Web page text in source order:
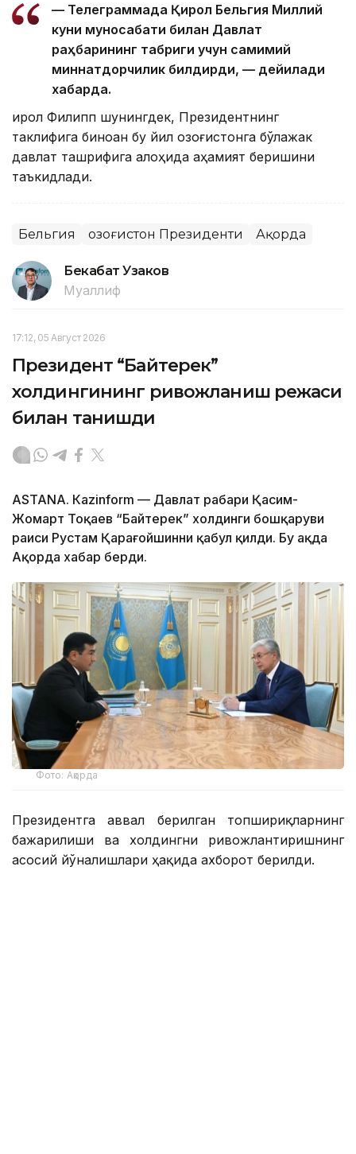
— Телеграммада Қирол Бельгия Миллий
куни муносабати билан Давлат
раҳбарининг табриги учун самимий
миннатдорчилик билдирди, — дейилади
хабарда.
Қирол Филипп шунингдек, Президентнинг
таклифига биноан бу йил Қозоғистонга бўлажак
давлат ташрифига алоҳида аҳамият беришини
таъкидлади.
Бельгия Қозоғистон Президенти Ақорда
Бекабат Узаков
Муаллиф
17:12, 05 Август 2026
Президент “Байтерек”
холдингининг ривожланиш режаси
билан танишди
ASTANА. Каzinform — Давлат раҳбари Қасим-
Жомарт Тоқаев “Байтерек” холдинги бошқаруви
раиси Рустам Қарағойшинни қабул қилди. Бу ҳақда
Ақорда хабар берди.
Фото: Ақорда
Президентга аввал берилган топшириқларнинг
бажарилиши ва холдингни ривожлантиришнинг
асосий йўналишлари ҳақида ахборот берилди.